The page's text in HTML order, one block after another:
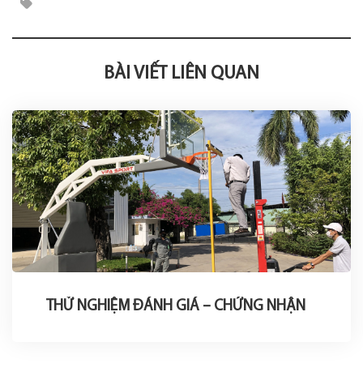
BÀI VIẾT LIÊN QUAN
THỬ NGHIỆM ĐÁNH GIÁ – CHỨNG NHẬN